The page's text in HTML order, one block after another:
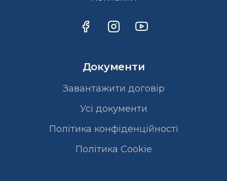
Документи
Завантажити договір
Усі документи
Політика конфіденційності
Полiтика Cookie